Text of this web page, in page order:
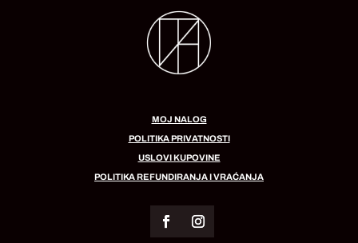
MOJ NALOG
POLITIKA PRIVATNOSTI
USLOVI KUPOVINE
POLITIKA REFUNDIRANJA I VRAĆANJA